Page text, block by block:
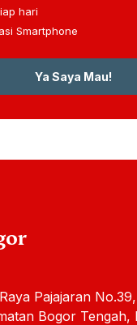
hari
Smartphone
Ya Saya Mau!
Pajajaran
Bogor Tengah,